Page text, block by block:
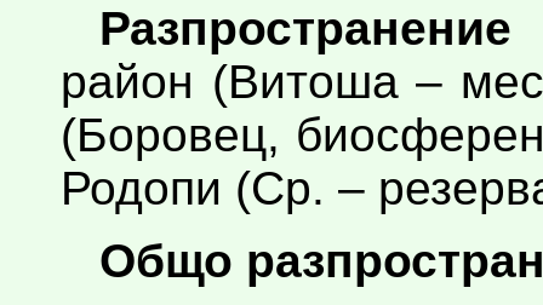
район (Витоша –
(Боровец,
Родопи (Ср. –
Общо